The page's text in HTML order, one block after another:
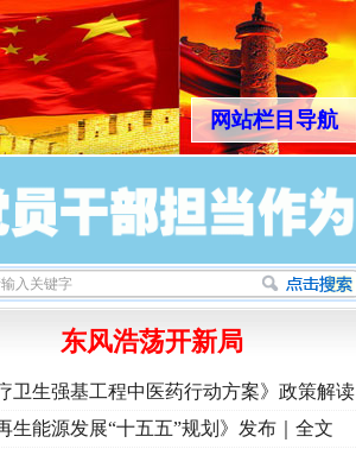
网站栏目导航
东风浩荡开新局
卫生强基工程中医药行动方案》政策解读
生能源发展“十五五”规划》发布｜全文